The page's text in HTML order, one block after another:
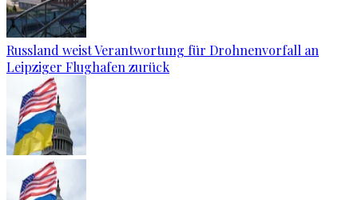
Russland weist Verantwortung für Drohnenvorfall an
Leipziger Flughafen zurück